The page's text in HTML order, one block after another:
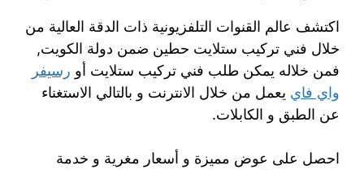
اكتشف عالم القنوات التلفزيونية ذات الدقة العالية من
خلال فني تركيب ستلايت حطين ضمن دولة الكويت,
فمن خلاله يمكن طلب فني تركيب ستلايت أو رسيفر
واي فاي يعمل من خلال الانترنت و بالتالي الاستغناء
عن الطبق و الكابلات.
احصل على عوض مميزة و أسعار مغرية و خدمة